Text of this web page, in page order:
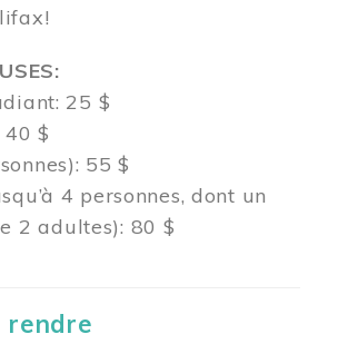
25 $
$
55 $
4 personnes, dont un
2 adultes): 80 $
rendre